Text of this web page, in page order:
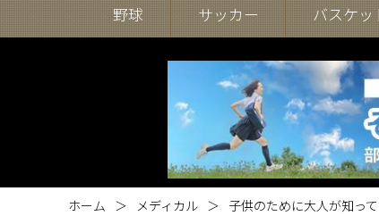
野球 サッカー バスケッ
ホーム メディカル 子供のために大人が知っ